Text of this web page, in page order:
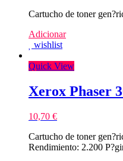
Cartucho de toner
Adicionar
wishlist
Quick View
Xerox Phaser
10,70 €
Cartucho de toner
Rendimiento: 2.200